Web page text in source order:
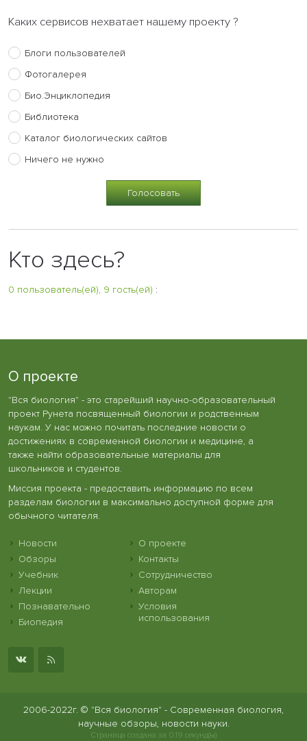
Каких сервисов нехватает нашему проекту ?
Блоги пользователей
Фотогалерея
Био.Энциклопедия
Библиотека
Каталог биологических сайтов
Ничего не нужно
Кто здесь?
0 пользователь(ей), 9 гость(ей) :
О проекте
"Вся биология" - это старейший научно-образовательный
проект Рунета посвященный биологии и родственным
наукам. У нас можно почитать последние новости о
достижениях в современной биологии и медицине, а
также найти образовательные материалы для
школьников и студентов.
Миссия проекта - предоставить информацию по всем
разделам биологии в максимально доступной форме для
обычного читателя.
Новости
Обзоры
Учебник
Лекции
Познавательно
Биопедия
О проекте
Контакты
Сотрудничество
Авторам
Условия
использования
2006-2022г. © "Вся биология" - Современная биология,
научные обзоры, новости науки.
Страница создана за 0.19 секунд(ы)